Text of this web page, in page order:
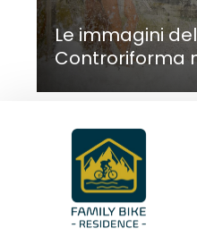
Le immagini
Controriforma